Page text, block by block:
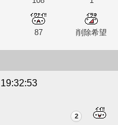
87 削除希望
2